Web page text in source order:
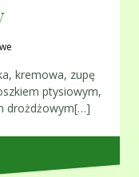
kremowa, zupę
ptysiowym,
drożdżowym[…]